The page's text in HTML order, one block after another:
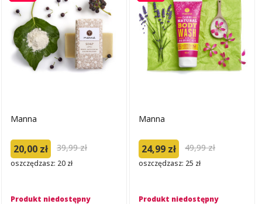
Manna
20,00 zł 39,99 zł
oszczędzasz: 20 zł
Produkt niedostępny
Manna
24,99 zł 49,99 zł
oszczędzasz: 25 zł
Produkt niedostępny